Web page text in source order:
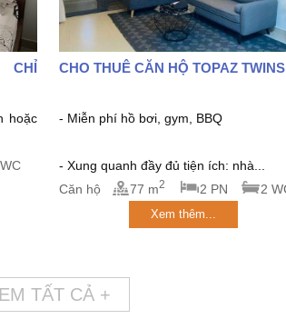
CHỈ
hoặc
CHO THUÊ CĂN HỘ TOPAZ TWINS
- Miễn phí hồ bơi, gym, BBQ
- Xung quanh đầy đủ tiện ích: nhà...
Căn hộ
77 m2 2 PN 2
Xem thêm...
TẤT CẢ +